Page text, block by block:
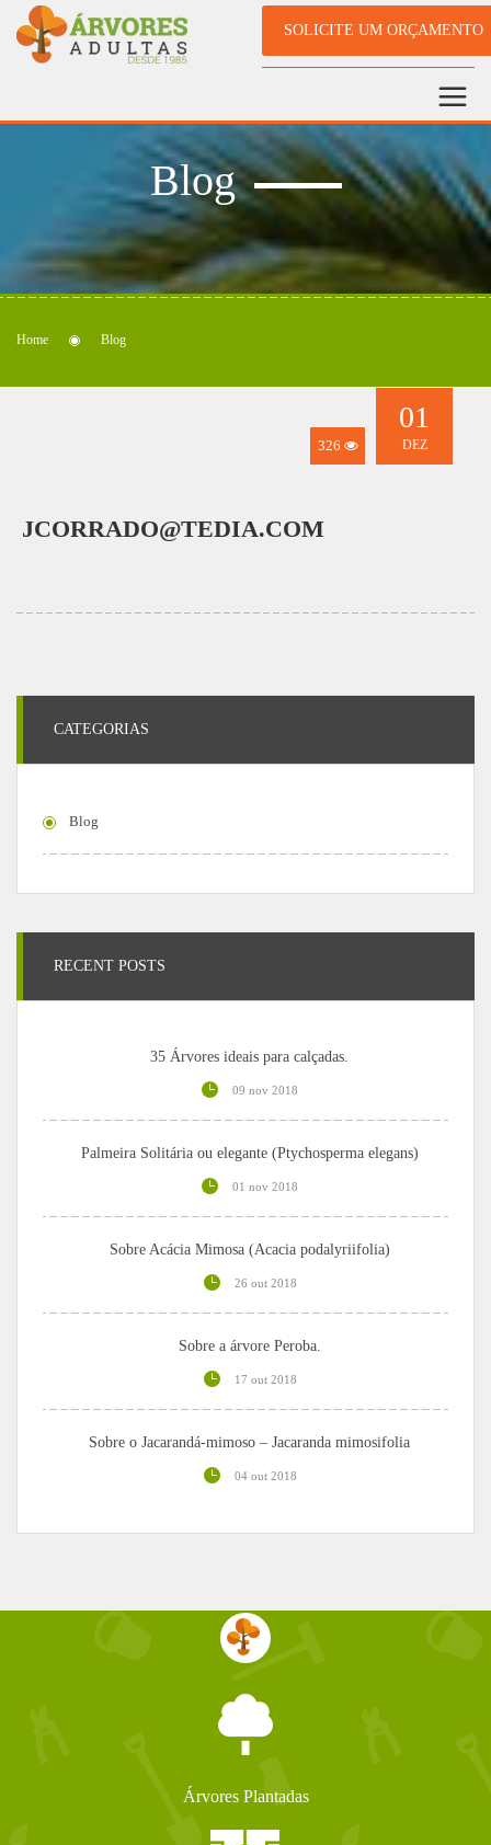
SOLICITE UM ORÇAMENTO
Blog
Home Blog
326
01
DEZ
JCORRADO@TEDIA.COM
CATEGORIAS
Blog
RECENT POSTS
35 Árvores ideais para calçadas.
09 nov 2018
Palmeira Solitária ou elegante (Ptychosperma elegans)
01 nov 2018
Sobre Acácia Mimosa (Acacia podalyriifolia)
26 out 2018
Sobre a árvore Peroba.
17 out 2018
Sobre o Jacarandá-mimoso – Jacaranda mimosifolia
04 out 2018
Árvores Plantadas